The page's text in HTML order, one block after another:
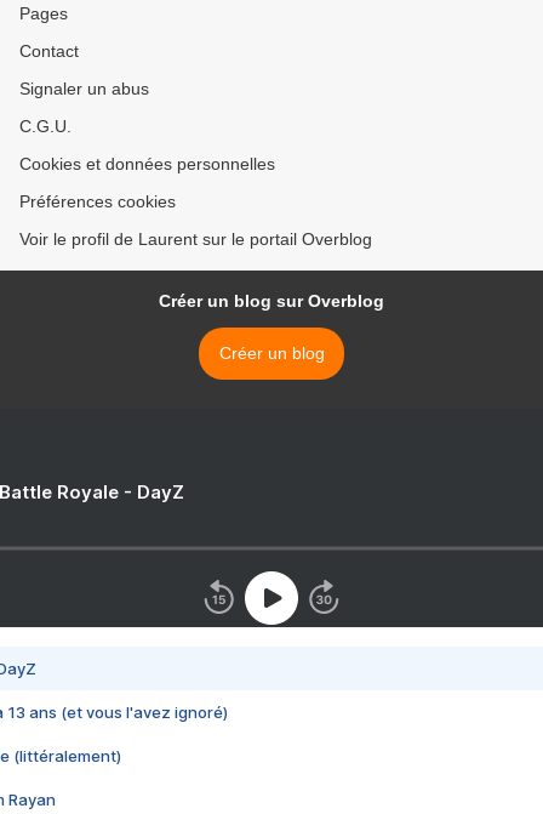
Pages
Contact
Signaler un abus
C.G.U.
Cookies et données personnelles
Préférences cookies
Voir le profil de Laurent sur le portail Overblog
Créer un blog sur Overblog
Créer un blog
Royale - DayZ
13 ans (et vous l'avez ignoré)
(littéralement)
Rayan